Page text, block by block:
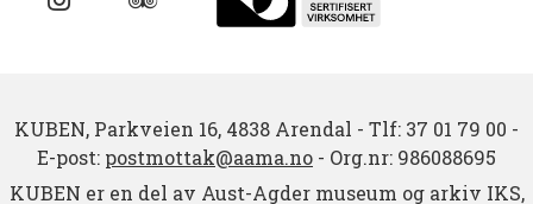
KUBEN, Parkveien 16, 4838 Arendal - Tlf: 37 01 79 00 -
E-post: postmottak@aama.no - Org.nr: 986088695
KUBEN er en del av Aust-Agder museum og arkiv IKS,